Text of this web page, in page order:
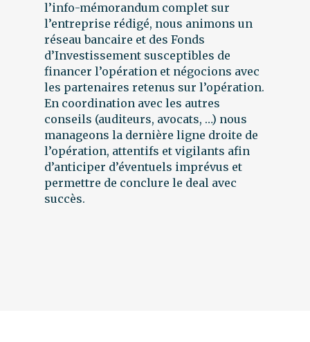
l’info-mémorandum complet sur
l’entreprise rédigé, nous animons un
réseau bancaire et des Fonds
d’Investissement susceptibles de
financer l’opération et négocions avec
les partenaires retenus sur l’opération.
En coordination avec les autres
conseils (auditeurs, avocats, …) nous
manageons la dernière ligne droite de
l’opération, attentifs et vigilants afin
d’anticiper d’éventuels imprévus et
permettre de conclure le deal avec
succès.